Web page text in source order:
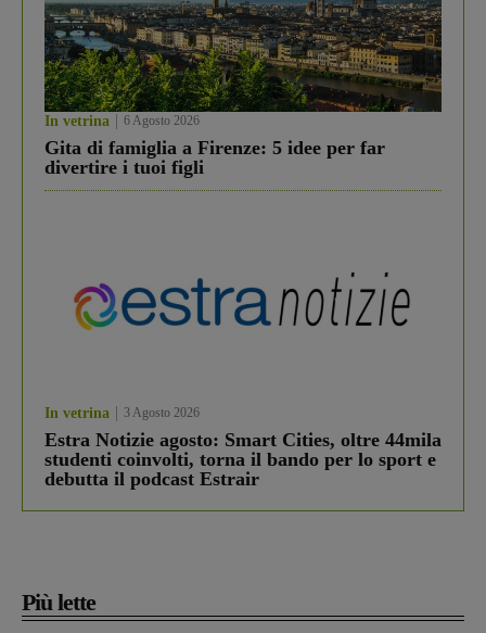
In vetrina 6 Agosto 2026
Gita di famiglia a Firenze: 5 idee per far
divertire i tuoi figli
In vetrina 3 Agosto 2026
Estra Notizie agosto: Smart Cities, oltre 44mila
studenti coinvolti, torna il bando per lo sport e
debutta il podcast Estrair
Più lette